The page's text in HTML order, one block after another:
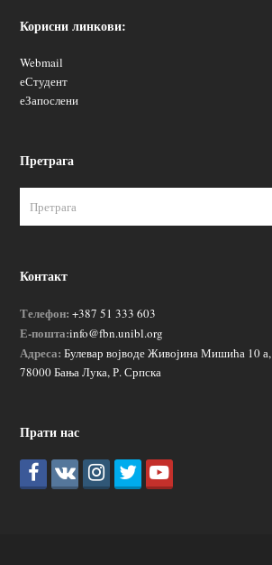
Корисни линкови:
Webmail
еСтудент
еЗапослени
Претрага
Контакт
Телефон: +387 51 333 603
Е-пошта:info@fbn.unibl.org
Адреса: Булевар војводе Живојина Мишића 10 а,
78000 Бања Лука, Р. Српска
Прати нас